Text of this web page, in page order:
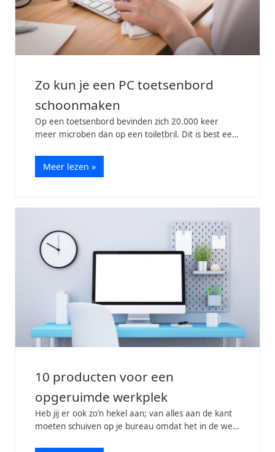
Zo kun je een PC toetsenbord
schoonmaken
Op een toetsenbord bevinden zich 20.000 keer
meer microben dan op een toiletbril. Dit is best een
voor…
Meer lezen »
10 producten voor een
opgeruimde werkplek
Heb jij er ook zo’n hekel aan; van alles aan de kant
moeten schuiven op je bureau omdat het in de weg